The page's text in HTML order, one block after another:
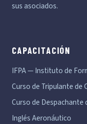
sus asociados.
CAPACITACIÓN
IFPA — Instituto de
Curso de Tripulante de
Curso de Despachante
Inglés Aeronáutico